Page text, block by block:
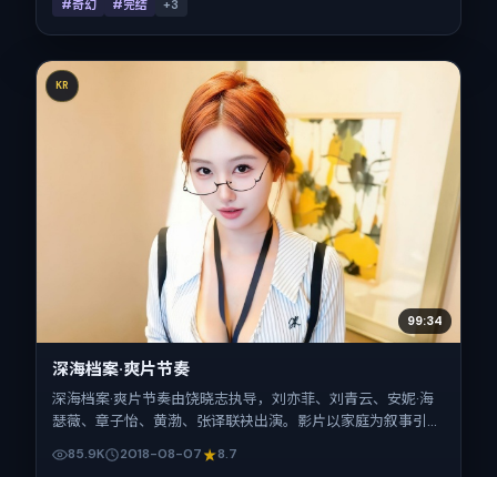
#奇幻 #完结 +3
KR
99:34
深海档案·爽片节奏
深海档案·爽片节奏由饶晓志执导，刘亦菲、刘青云、安妮·海
瑟薇、章子怡、黄渤、张译联袂出演。影片以家庭为叙事引
择与反转。2018年8月7日于韩国首映（暑期档），片长146分
85.9K 2018-08-07 8.7